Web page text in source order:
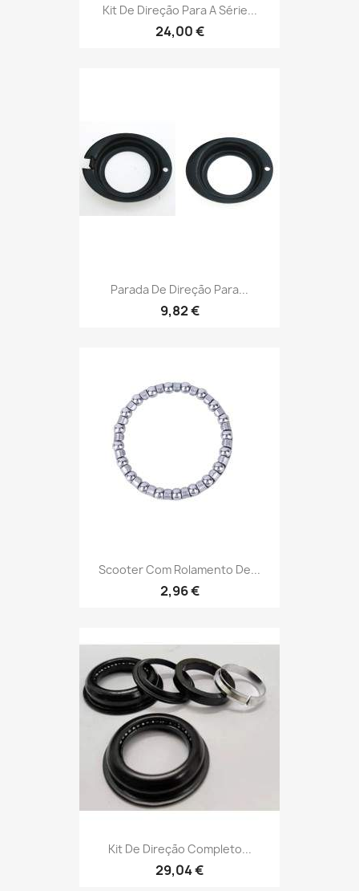
Kit De Direção Para A Série...
24,00 €
Parada De Direção Para...
9,82 €
Scooter Com Rolamento De...
2,96 €
Kit De Direção Completo...
29,04 €